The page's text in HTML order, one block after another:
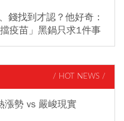
錢找到才認？他好奇：
疫苗」黑鍋只求1件事
/ HOT NEWS /
漲勢 vs 嚴峻現實